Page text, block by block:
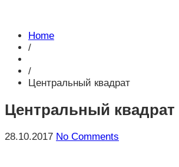
Home
/
/
Центральный квадрат
Центральный квадрат
28.10.2017 No Comments